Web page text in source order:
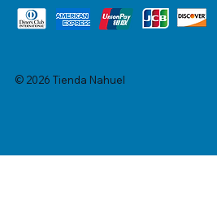
© 2026 Tienda Nahuel